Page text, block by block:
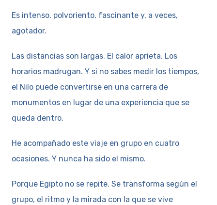
Es intenso, polvoriento, fascinante y, a veces,
agotador.
Las distancias son largas. El calor aprieta. Los
horarios madrugan. Y si no sabes medir los tiempos,
el Nilo puede convertirse en una carrera de
monumentos en lugar de una experiencia que se
queda dentro.
He acompañado este viaje en grupo en cuatro
ocasiones. Y nunca ha sido el mismo.
Porque Egipto no se repite. Se transforma según el
grupo, el ritmo y la mirada con la que se vive